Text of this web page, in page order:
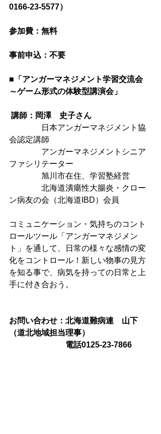
0166-23-5577）
参加費：無料
事前申込：不要
■「アンガーマネジメント学習交流会
～ゲーム形式の体験型講演会」
講師：岡澤　史子さん
日本アンガーマネジメント協
会認定講師
アンガーマネジメントシニア
ファシリテーター
旭川市在住、学習塾経営
北海道潰瘍性大腸炎・クロー
ン病友の会（北海道IBD）会員
コミュニケーション・気持ちのコント
ロールツール「アンガーマネジメン
ト」を通して、日常の様々な感情の変
化をコントロール！新しい物事の見方
を知る事で、病気を持っての日常と上
手に付き合おう。
お問い合わせ：北海道難病連　山下
（道北地域担当理事）
電話0125-23-7866